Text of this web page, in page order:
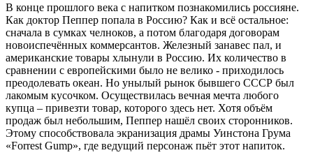
В конце прошлого века с напитком познакомились россияне.
Как доктор Пеппер попала в Россию? Как и всё остальное:
сначала в сумках челноков, а потом благодаря договорам
новоиспечённых коммерсантов. Железный занавес пал, и
американские товары хлынули в Россию. Их количество в
сравнении с европейскими было не велико - приходилось
преодолевать океан. Но унылый рынок бывшего СССР был
лакомым кусочком. Осуществилась вечная мечта любого
купца – привезти товар, которого здесь нет. Хотя объём
продаж был небольшим, Пеппер нашёл своих сторонников.
Этому способствовала экранизация драмы Уинстона Грума
«Forrest Gump», где ведущий персонаж пьёт этот напиток.